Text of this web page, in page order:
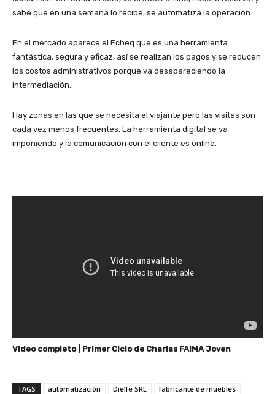
sabe que en una semana lo recibe, se automatiza la operación.
En el mercado aparece el Echeq que es una herramienta
fantástica, segura y eficaz, así se realizan los pagos y se reducen
los costos administrativos porque va desapareciendo la
intermediación.
Hay zonas en las que se necesita el viajante pero las visitas son
cada vez menos frecuentes. La herramienta digital se va
imponiendo y la comunicación con el cliente es online.
Video completo | Primer Ciclo de Charlas FAIMA Joven
TAGS automatización Dielfe SRL
fabricante de muebles